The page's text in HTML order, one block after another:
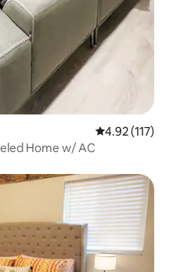
औसत रेटिंग 5 में से
4.92 (117)
Home w/ AC